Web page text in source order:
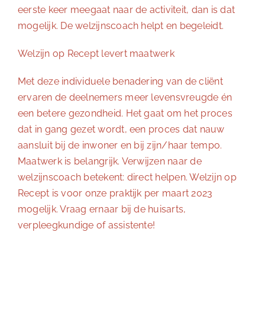
eerste keer meegaat naar de activiteit, dan is dat
mogelijk. De welzijnscoach helpt en begeleidt.
Welzijn op Recept levert maatwerk
Met deze individuele benadering van de cliënt
ervaren de deelnemers meer levensvreugde én
een betere gezondheid. Het gaat om het proces
dat in gang gezet wordt, een proces dat nauw
aansluit bij de inwoner en bij zijn/haar tempo.
Maatwerk is belangrijk. Verwijzen naar de
welzijnscoach betekent: direct helpen. Welzijn op
Recept is voor onze praktijk per maart 2023
mogelijk. Vraag ernaar bij de huisarts,
verpleegkundige of assistente!